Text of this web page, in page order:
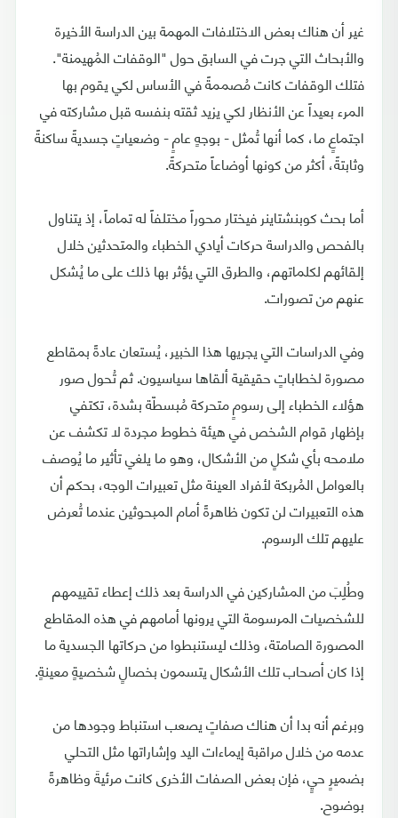
غير أن هناك بعض الاختلافات المهمة بين الدراسة الأخيرة
والأبحاث التي جرت في السابق حول "الوقفات المُهيمنة".
فتلك الوقفات كانت مُصممةً في الأساس لكي يقوم بها
المرء بعيداً عن الأنظار لكي يزيد ثقته بنفسه قبل مشاركته في
اجتماعٍ ما، كما أنها تُمثل - بوجهٍ عامٍ - وضعياتٍ جسديةً ساكنةً
وثابتةً، أكثر من كونها أوضاعاً متحركةً.
أما بحث كوبنشتاينر فيختار محوراً مختلفاً له تماماً، إذ يتناول
بالفحص والدراسة حركات أيادي الخطباء والمتحدثين خلال
إلقائهم لكلماتهم، والطرق التي يؤثر بها ذلك على ما يُشكل
عنهم من تصورات.
وفي الدراسات التي يجريها هذا الخبير، يُستعان عادةً بمقاطع
مصورة لخطاباتٍ حقيقية ألقاها سياسيون. ثم تُحول صور
هؤلاء الخطباء إلى رسومٍ متحركة مُبسطّة بشدة، تكتفي
بإظهار قوام الشخص في هيئة خطوط مجردة لا تكشف عن
ملامحه بأي شكلٍ من الأشكال، وهو ما يلغي تأثير ما يُوصف
بالعوامل المُربكة لأفراد العينة مثل تعبيرات الوجه، بحكم أن
هذه التعبيرات لن تكون ظاهرةً أمام المبحوثين عندما تُعرض
عليهم تلك الرسوم.
وطُلِبَ من المشاركين في الدراسة بعد ذلك إعطاء تقييمهم
للشخصيات المرسومة التي يرونها أمامهم في هذه المقاطع
المصورة الصامتة، وذلك ليستنبطوا من حركاتها الجسدية ما
إذا كان أصحاب تلك الأشكال يتسمون بخصالٍ شخصيةٍ معينةٍ.
وبرغم أنه بدا أن هناك صفاتٍ يصعب استنباط وجودها من
عدمه من خلال مراقبة إيماءات اليد وإشاراتها مثل التحلي
بضميرٍ حيٍ، فإن بعض الصفات الأخرى كانت مرئيةَ وظاهرةً
بوضوح.